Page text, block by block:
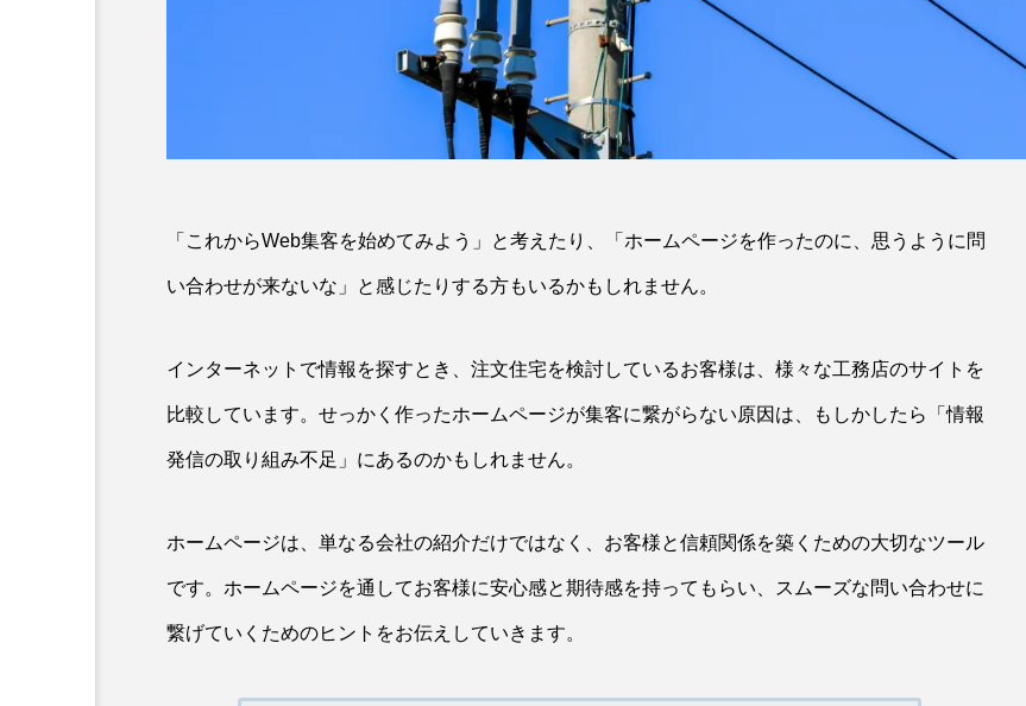
「これからWeb集客を始めてみよう」と考えたり、「ホームページを作ったのに、思うように問
い合わせが来ないな」と感じたりする方もいるかもしれません。
インターネットで情報を探すとき、注文住宅を検討しているお客様は、様々な工務店のサイトを
比較しています。せっかく作ったホームページが集客に繋がらない原因は、もしかしたら「情報
発信の取り組み不足」にあるのかもしれません。
ホームページは、単なる会社の紹介だけではなく、お客様と信頼関係を築くための大切なツール
です。ホームページを通してお客様に安心感と期待感を持ってもらい、スムーズな問い合わせに
繋げていくためのヒントをお伝えしていきます。